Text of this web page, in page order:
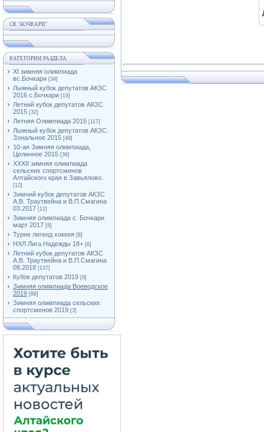
СК "БОЧКАРИ"
КАТЕГОРИИ РАЗДЕЛА
XI зимняя олимпиада
вс.Бочкари [34]
Лыжный кубок депутатов АКЗС
2016 с.Бочкари [19]
Летний кубок депутатов АКЗС
2015 [32]
Летняя Олимпиада 2015 [117]
Лыжный кубок депутатов АКЗС.
Зональное 2015 [49]
10-ая Зимняя олимпиада,
Целинное 2015 [36]
XXXII зимняя олимпиада
сельских спортсменов
Алтайского края в Завьялово.
[12]
Зимний кубок депутатов АКЗС
А.В. Траутвейна и В.П.Смагина
03.2017 [12]
Зимняя олимпиада с. Бочкари
март 2017 [8]
Турне легенд хоккея [8]
НХЛ Лига Надежды 18+ [6]
Летний кубок депутатов АКЗС
А.В. Траутвейна и В.П.Смагина
08.2018 [137]
Кубок депутатов 2019 [9]
Зимняя олимпиада Воеводское
2019 [88]
Зимняя олимпиада сельских
спортсменов 2019 [3]